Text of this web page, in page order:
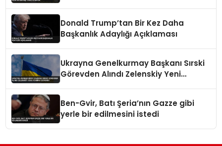
Donald Trump’tan Bir Kez Daha
Başkanlık Adaylığı Açıklaması
Ukrayna Genelkurmay Başkanı Sırski
Görevden Alındı Zelenskiy Yeni
Ben-Gvir, Batı Şeria’nın Gazze gibi
yerle bir edilmesini istedi